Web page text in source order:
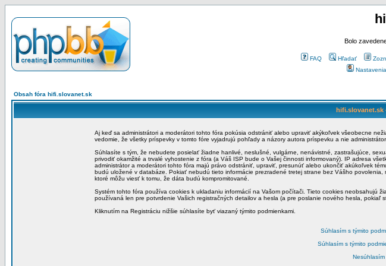
Bolo
FAQ Hľadať
Nastavenia
Obsah fóra hifi.slovanet.sk
hifi.slovanet.sk
Aj keď sa administrátori a moderátori tohto fóra pokúsia odstrániť alebo upraviť akýkoľvek všeobecne
vedomie, že všetky príspevky v tomto fóre vyjadrujú pohľady a názory autora príspevku a nie
Súhlasíte s tým, že nebudete posielať žiadne hanlivé, neslušné, vulgárne, nenávistné, zastrašujúce,
privodiť okamžité a trvalé vyhostenie z fóra (a Váš ISP bude o Vašej činnosti informovaný). IP adresa
administrátor a moderátori tohto fóra majú právo odstrániť, upraviť, presunúť alebo ukončiť akúkoľvek
budú uložené v databáze. Pokiať nebudú tieto informácie prezradené tretej strane bez Vášho
ktoré môžu viesť k tomu, že dáta budú kompromitované.
Systém tohto fóra používa cookies k ukladaniu informácií na Vašom počítači. Tieto cookies neobsahujú
používaná len pre potvrdenie Vašich registračných detailov a hesla (a pre poslanie nového hesla, pokiaľ
Kliknutím na Registráciu nižšie súhlasíte byť viazaný týmito podmienkami.
Súhlasím s týmito
Súhlasím s týmito
Nesúhlasím